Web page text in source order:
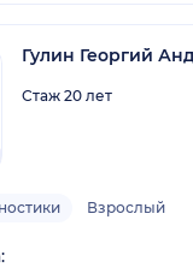
Гулин Георгий
Стаж 20 лет
Взрослый